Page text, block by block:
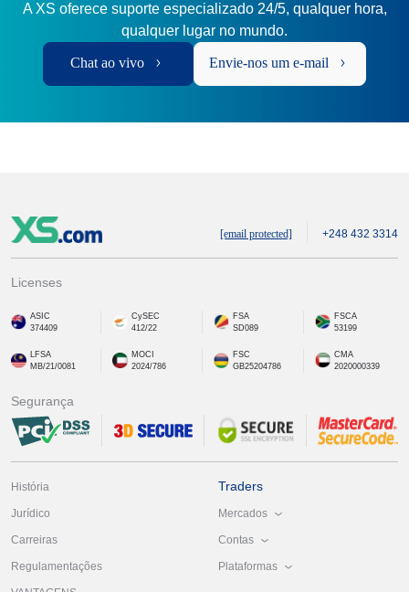
A XS oferece suporte especializado 24/5, qualquer hora,
qualquer lugar no mundo.
Chat ao vivo Envie-nos um e-mail
[email protected] +248 432 3314
Licenses
ASIC
374409
CySEC
412/22
FSA
SD089
FSCA
53199
LFSA
MB/21/0081
MOCI
2024/786
FSC
GB25204786
CMA
2020000339
Segurança
História
Jurídico
Carreiras
Regulamentações
Traders
Mercados
Contas
Plataformas